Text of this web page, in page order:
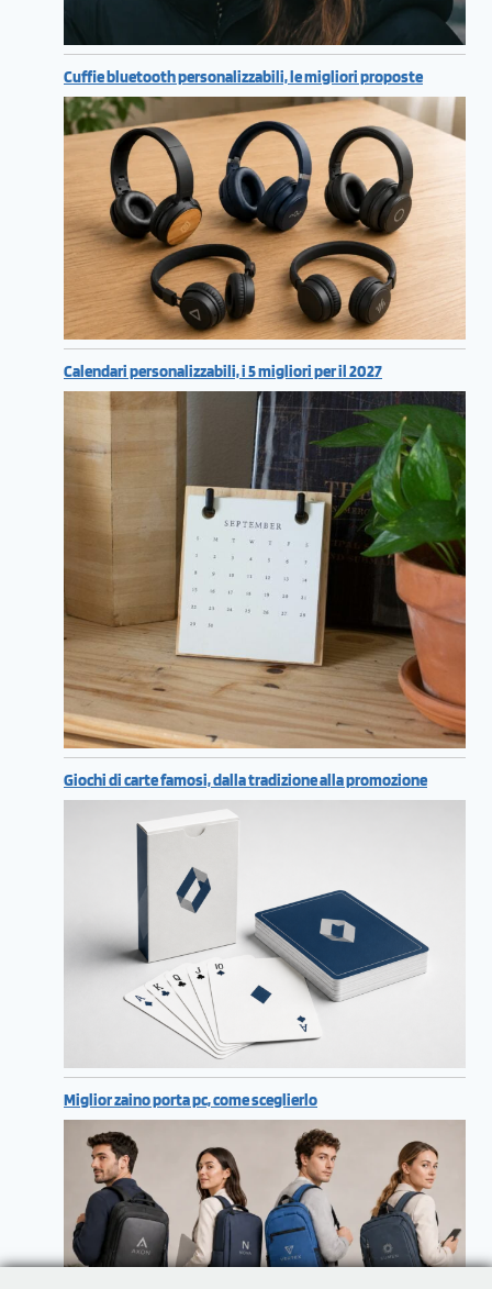
Cuffie bluetooth personalizzabili, le migliori proposte
Calendari personalizzabili, i 5 migliori per il 2027
Giochi di carte famosi, dalla tradizione alla promozione
Miglior zaino porta pc, come sceglierlo